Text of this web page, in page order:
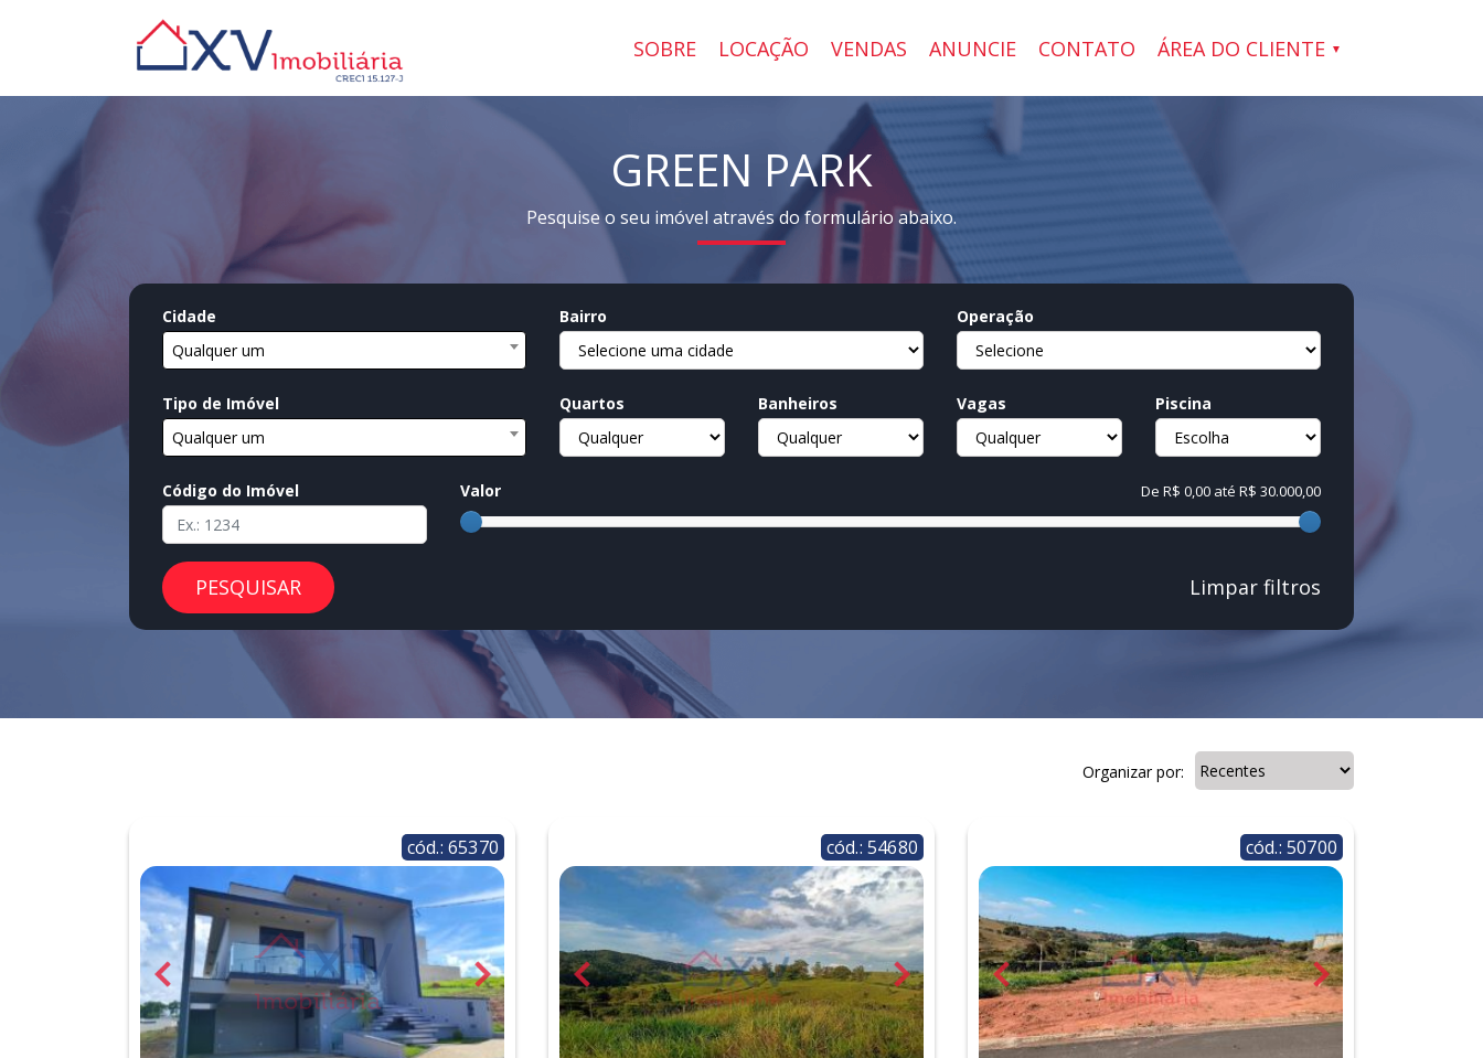
SOBRE LOCAÇÃO VENDAS ANUNCIE CONTATO ÁREA DO CLIENTE
GREEN PARK
Pesquise o seu imóvel através do formulário abaixo.
Cidade
Qualquer um
Bairro Operação
Tipo de Imóvel
Qualquer um
Quartos Banheiros Vagas Piscina
Código do Imóvel Valor De R$ 0,00 até R$ 30.000,00
Limpar filtros
PESQUISAR
Organizar por:
cód.: 65370 cód.: 54680 cód.: 50700